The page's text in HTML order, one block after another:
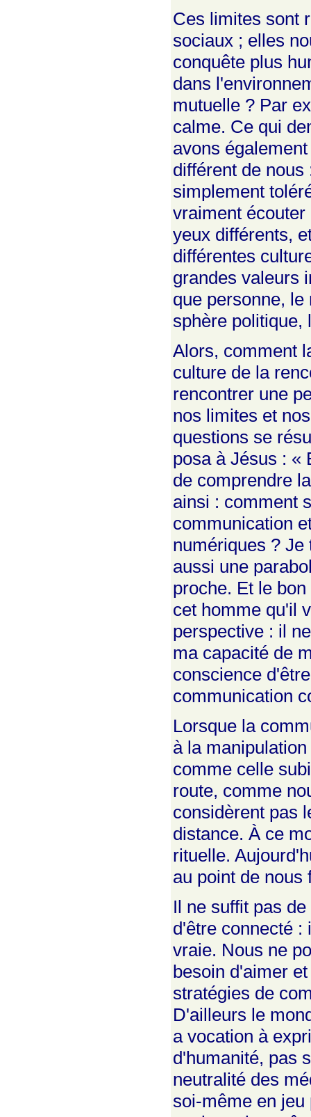
Ces limites sont
sociaux ; elles
conquête plus
dans
mutuelle ? Par
calme. Ce qui
avons
différent de
simplement
vraiment
yeux différents,
différentes
grandes valeurs
que personne,
sphère politique,
Alors, comment
culture de la
rencontrer une
nos limites et
questions se
posa à Jésus : «
de comprendre
ainsi : comment
communication
numériques ? Je
aussi une
proche. Et le
cet homme qu'il
perspective : il
ma capacité de
conscience
communication
Lorsque la
à la
comme celle
route, comme
considèrent pas
distance. À ce
rituelle.
au point de nous
Il ne suffit pas
d'être connecté :
vraie. Nous ne
besoin d'aimer
stratégies de
D'ailleurs le
a vocation à
d'humanité, pas
neutralité des
soi-même en jeu